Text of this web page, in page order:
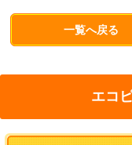
一覧へ戻る
エコ